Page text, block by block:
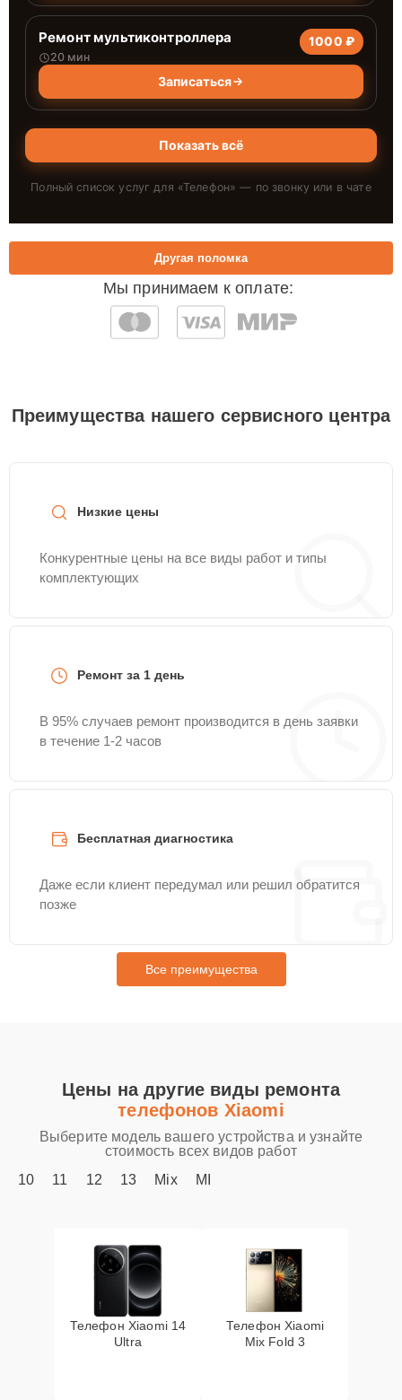
Ремонт мультиконтроллера
20 мин
1000 ₽
Записаться
Показать всё
Полный список услуг для «Телефон» — по звонку или в чате
Мы принимаем к оплате:
Другая поломка
Преимущества нашего сервисного центра
Низкие цены
Конкурентные цены на все виды работ и типы
комплектующих
Ремонт за 1 день
В 95% случаев ремонт производится в день заявки
в течение 1-2 часов
Бесплатная диагностика
Даже если клиент передумал или решил обратится
позже
Все преимущества
Цены на другие виды ремонта
телефонов Xiaomi
Выберите модель вашего устройства и узнайте
стоимость всех видов работ
10
11 12 13 Mix MI
Телефон Xiaomi 14
Ultra
Телефон Xiaomi
Mix Fold 3